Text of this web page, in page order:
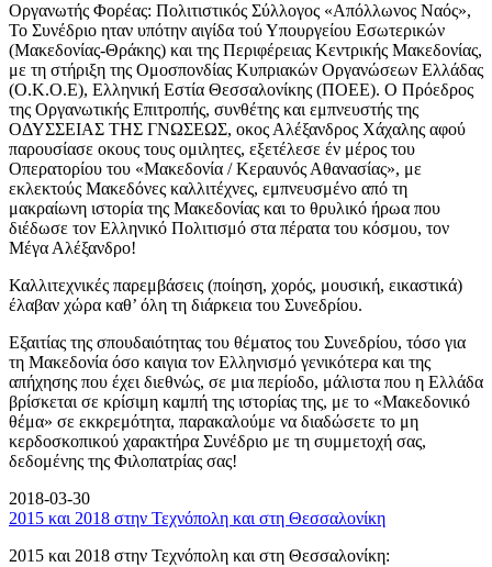
Οργανωτής Φορέας: Πολιτιστικός Σύλλογος «Απόλλωνος Ναός»,
Το Συνέδριο ηταν υπότην αιγίδα τού Υπουργείου Εσωτερικών
(Μακεδονίας-Θράκης) και της Περιφέρειας Κεντρικής Μακεδονίας,
με τη στήριξη της Ομοσπονδίας Κυπριακών Οργανώσεων Ελλάδας
(Ο.Κ.Ο.Ε), Ελληνική Εστία Θεσσαλονίκης (ΠΟΕΕ). Ο Πρόεδρος
της Οργανωτικής Επιτροπής, συνθέτης και εμπνευστής της
ΟΔΥΣΣΕΙΑΣ ΤΗΣ ΓΝΩΣΕΩΣ, οκος Αλέξανδρος Χάχαλης αφού
παρουσίασε οκους τους ομιλητες, εξετέλεσε έν μέρος του
Οπερατορίου του «Μακεδονία / Κεραυνός Αθανασίας», με
εκλεκτούς Μακεδόνες καλλιτέχνες, εμπνευσμένο από τη
μακραίωνη ιστορία της Μακεδονίας και το θρυλικό ήρωα που
διέδωσε τον Ελληνικό Πολιτισμό στα πέρατα του κόσμου, τον
Μέγα Αλέξανδρο!
Καλλιτεχνικές παρεμβάσεις (ποίηση, χορός, μουσική, εικαστικά)
έλαβαν χώρα καθ’ όλη τη διάρκεια του Συνεδρίου.
Εξαιτίας της σπουδαιότητας του θέματος του Συνεδρίου, τόσο για
τη Μακεδονία όσο καιγια τον Ελληνισμό γενικότερα και της
απήχησης που έχει διεθνώς, σε μια περίοδο, μάλιστα που η Ελλάδα
βρίσκεται σε κρίσιμη καμπή της ιστορίας της, με το «Μακεδονικό
θέμα» σε εκκρεμότητα, παρακαλούμε να διαδώσετε το μη
κερδοσκοπικού χαρακτήρα Συνέδριο με τη συμμετοχή σας,
δεδομένης της Φιλοπατρίας σας!
2018-03-30
2015 και 2018 στην Τεχνόπολη και στη Θεσσαλονίκη
2015 και 2018 στην Τεχνόπολη και στη Θεσσαλονίκη: